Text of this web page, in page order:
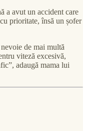
a avut un accident care
prioritate, însă un șofer
de mai multă
viteză excesivă,
adaugă mama lui